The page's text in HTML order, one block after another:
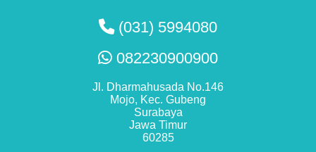
(031) 5994080
082230900900
Jl. Dharmahusada No.146
Mojo, Kec. Gubeng
Surabaya
Jawa Timur
60285